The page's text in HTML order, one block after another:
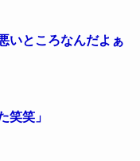
いところなんだよぁ
笑笑」